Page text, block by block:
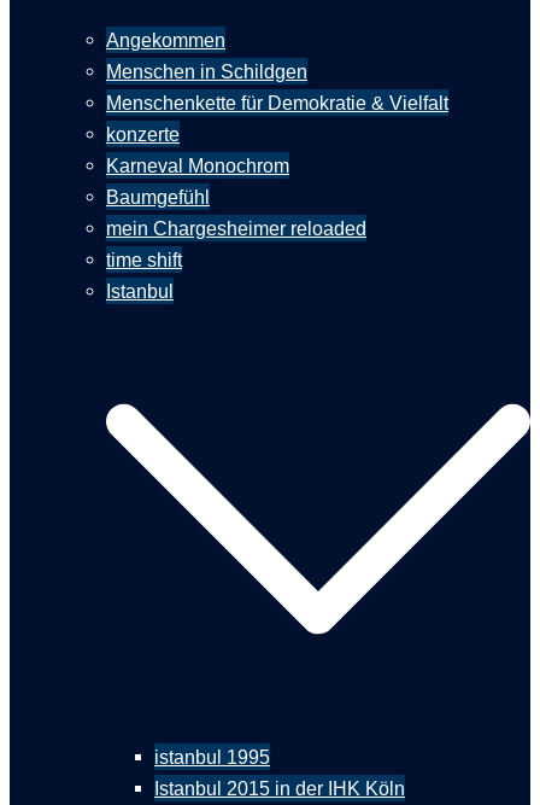
Angekommen
Menschen in Schildgen
Menschenkette für Demokratie & Vielfalt
konzerte
Karneval Monochrom
Baumgefühl
mein Chargesheimer reloaded
time shift
Istanbul
istanbul 1995
Istanbul 2015 in der IHK Köln